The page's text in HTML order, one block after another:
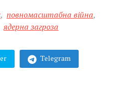
, повномасштабна війна,
ядерна загроза
Telegram